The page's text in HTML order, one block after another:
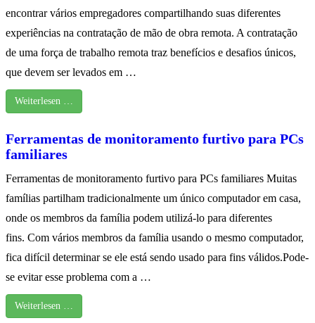
encontrar vários empregadores compartilhando suas diferentes
experiências na contratação de mão de obra remota. A contratação
de uma força de trabalho remota traz benefícios e desafios únicos,
que devem ser levados em …
Weiterlesen …
Ferramentas de monitoramento furtivo para PCs
familiares
Ferramentas de monitoramento furtivo para PCs familiares Muitas
famílias partilham tradicionalmente um único computador em casa,
onde os membros da família podem utilizá-lo para diferentes
fins. Com vários membros da família usando o mesmo computador,
fica difícil determinar se ele está sendo usado para fins válidos.Pode-
se evitar esse problema com a …
Weiterlesen …